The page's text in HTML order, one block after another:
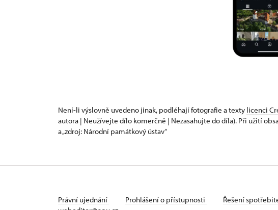
Není-li výslovně uvedeno jinak, podléhají fotografie a texty licenci
autora | Neužívejte dílo komerčně | Nezasahujte do díla). Při užití
a „zdroj: Národní památkový ústav“
Právní ujednání Prohlášení o přístupnosti Řešení